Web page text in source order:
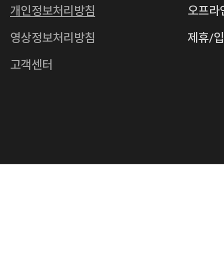
주소 서울특별시 중구 다산로14길 12 (신당
호스팅사업자
개인정보처리방침
영상정보처리방침
고객센터
오프라
제휴/